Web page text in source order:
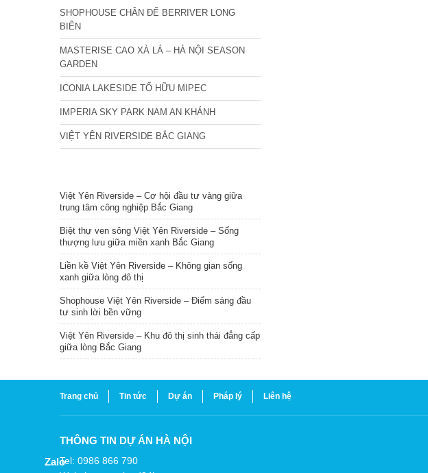
SHOPHOUSE CHÂN ĐẾ BERRIVER LONG
BIÊN
MASTERISE CAO XÀ LÁ – HÀ NỘI SEASON
GARDEN
ICONIA LAKESIDE TỐ HỮU MIPEC
IMPERIA SKY PARK NAM AN KHÁNH
VIỆT YÊN RIVERSIDE BẮC GIANG
Việt Yên Riverside – Cơ hội đầu tư vàng giữa
trung tâm công nghiệp Bắc Giang
Biệt thự ven sông Việt Yên Riverside – Sống
thượng lưu giữa miền xanh Bắc Giang
Liền kề Việt Yên Riverside – Không gian sống
xanh giữa lòng đô thị
Shophouse Việt Yên Riverside – Điểm sáng đầu
tư sinh lời bền vững
Việt Yên Riverside – Khu đô thị sinh thái đẳng cấp
giữa lòng Bắc Giang
Trang chủ Tin tức Dự án Pháp lý Liên hệ
THÔNG TIN DỰ ÁN HÀ NỘI
Tel: 0986 866 790
Zalo